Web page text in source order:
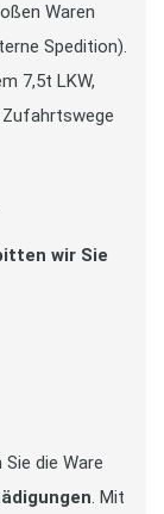
Waren
Spedition).
7,5t LKW,
Zufahrtswege
wir Sie
die Ware
. Mit